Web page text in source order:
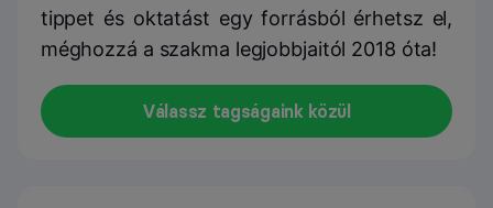
tippet és oktatást egy forrásból érhetsz el,
méghozzá a szakma legjobbjaitól 2018 óta!
Válassz tagságaink közül